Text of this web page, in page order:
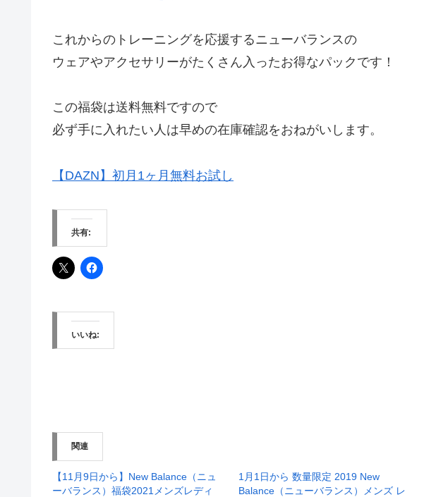
これからのトレーニングを応援するニューバランスの
ウェアやアクセサリーがたくさん入ったお得なパックです！
この福袋は送料無料ですので
必ず手に入れたい人は早めの在庫確認をおねがいします。
【DAZN】初月1ヶ月無料お試し
共有:
いいね:
関連
【11月9日から】New Balance（ニュ
ーバランス）福袋2021メンズレディ
1月1日から 数量限定 2019 New
Balance（ニューバランス）メンズ レ